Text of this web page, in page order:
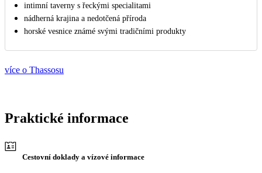
intimní taverny s řeckými specialitami
nádherná krajina a nedotčená příroda
horské vesnice známé svými tradičními produkty
více o Thassosu
Praktické informace
Cestovní doklady a vízové informace